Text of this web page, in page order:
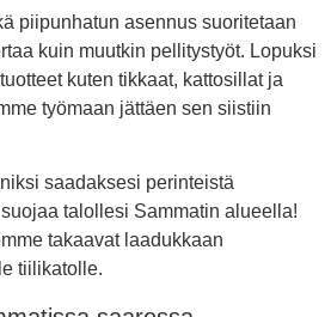
piipunhatun asennus suoritetaan
kuin muutkin pellitystyöt. Lopuksi
kuten tikkaat, kattosillat ja
työmaan jättäen sen siistiin
saadaksesi perinteistä
talollesi Sammatin alueella!
takaavat laadukkaan
tiilikatolle.